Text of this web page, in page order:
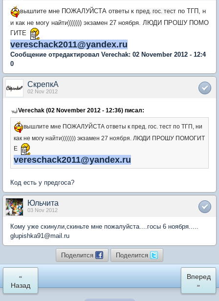
вышлите мне ПОЖАЛУЙСТА ответы к пред. гос. тест по ТГП, н
и как не могу найти))))))) экзамен 27 ноября. ЛЮДИ ПРОШУ ПОМО
ГИТЕ
vereschack2011@yandex.ru
Сообщение отредактировал Verechak: 02 November 2012 - 12:4
0
СкрепкА
02 Nov 2012
Verechak (02 November 2012 - 12:36) писал:
вышлите мне ПОЖАЛУЙСТА ответы к пред. гос. тест по ТГП, ни
как не могу найти))))))) экзамен 27 ноября. ЛЮДИ ПРОШУ ПОМОГИТ
Е
vereschack2011@yandex.ru
Код есть у предгоса?
Юльчита
03 Nov 2012
Кому уже скинули,скиньте мне пожалуйста....госы 6 ноября.....
glupishka91@mail.ru
Поделится Поделится
«
Назад
Вперед
»